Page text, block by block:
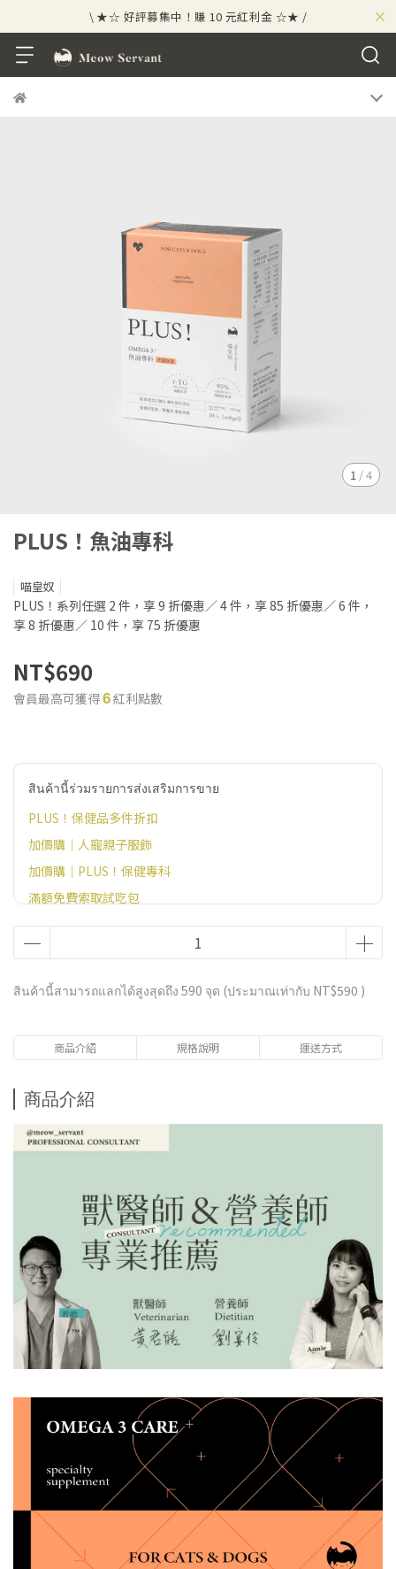
×
\ ★☆ 好評募集中！賺 10 元紅利金 ☆★ /
⟡⣠𝘄𝗲𝗹𝗰𝗼𝗺𝗲 ⁘ 新會員贈 50 元紅利金
\ ★☆ 好評募集中！賺 10 元紅利金 ☆★ /
1 /4
PLUS！魚油專科
喵皇奴
PLUS！系列任選 2 件，享 9 折優惠／ 4 件，享 85 折優惠／ 6 件，
享 8 折優惠／ 10 件，享 75 折優惠
NT$690
會員最高可獲得6紅利點數
สินค้านี้ร่วมรายการส่งเสริมการขาย
PLUS！保健品多件折扣
加價購｜人寵親子服飾
加價購｜PLUS！保健專科
滿額免費索取試吃包
好康加價購
官網滿額贈好禮（恕無法指定，不需贈品請備註）
สินค้านี้สามารถแลกได้สูงสุดถึง 590 จุด (ประมาณเท่ากับ NT$590 )
商品介紹 規格說明 運送方式
商品介紹